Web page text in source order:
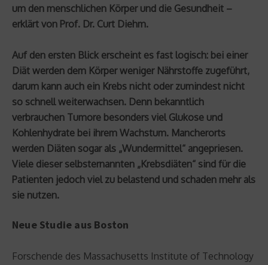
um den menschlichen Körper und die Gesundheit –
erklärt von Prof. Dr. Curt Diehm.
Auf den ersten Blick erscheint es fast logisch: bei einer
Diät werden dem Körper weniger Nährstoffe zugeführt,
darum kann auch ein Krebs nicht oder zumindest nicht
so schnell weiterwachsen. Denn bekanntlich
verbrauchen Tumore besonders viel Glukose und
Kohlenhydrate bei ihrem Wachstum. Mancherorts
werden Diäten sogar als „Wundermittel“ angepriesen.
Viele dieser selbsternannten „Krebsdiäten“ sind für die
Patienten jedoch viel zu belastend und schaden mehr als
sie nutzen.
Neue Studie aus Boston
Forschende des Massachusetts Institute of Technology